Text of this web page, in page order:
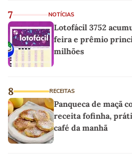
7 NOTÍCIAS
Lotofácil 3752
feira e prêmio
milhões
8 RECEITAS
Panqueca de maçã
receita fofinha,
café da manhã